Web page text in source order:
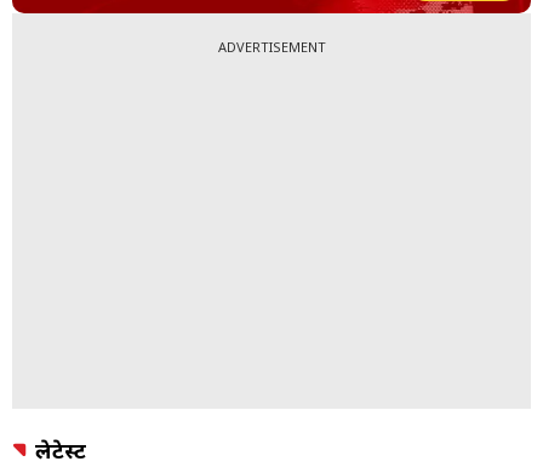
ADVERTISEMENT
लेटेस्ट